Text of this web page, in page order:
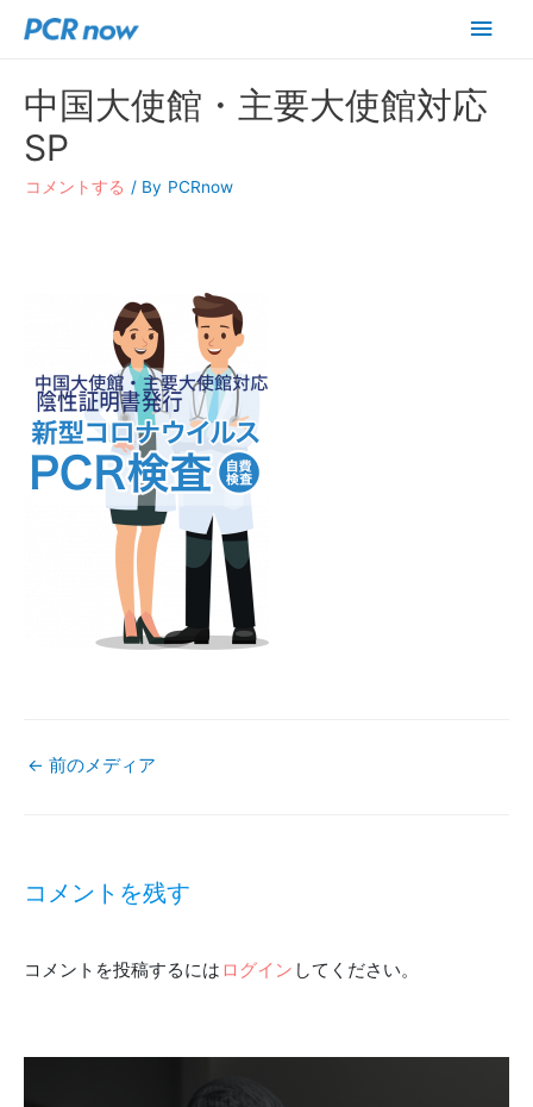
メ
ン
中国大使館・主要大使館対応
SP
コメントする / By PCRnow
稿
ビ
← 前のメディア
コメントを残す
コメントを投稿するには ログイン してください。